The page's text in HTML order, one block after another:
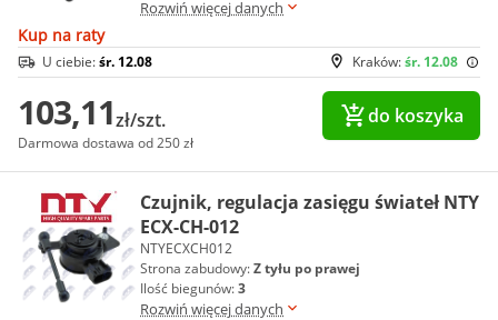
Rozwiń więcej danych
Kup na raty
Kraków:śr. 12.08
U ciebie:śr. 12.08
103,11zł/szt.
Darmowa dostawa od 250 zł
do koszyka
Czujnik, regulacja zasięgu świateł NTY
ECX-CH-012
NTYECXCH012
Strona zabudowy:Z tyłu po prawej
Ilość biegunów:3
Rozwiń więcej danych